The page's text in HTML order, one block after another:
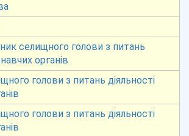
селищного голови з питань
органів
голови з питань діяльності
голови з питань діяльності